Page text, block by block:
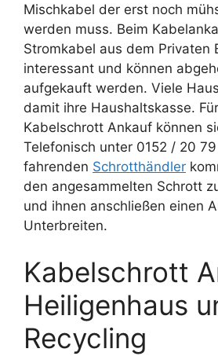
Mischkabel der erst noch
werden muss. Beim
Stromkabel aus dem Privaten
interessant und können
aufgekauft werden. Viele
damit ihre Haushaltskasse.
Kabelschrott Ankauf können
Telefonisch unter 0152 / 20
fahrenden Schrotthändler
den angesammelten Schrott
und ihnen anschließen einen
Unterbreiten.
Kabelschrott
Heiligenhaus
Recycling